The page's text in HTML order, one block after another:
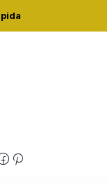
E27 9,5W 6400K
E27